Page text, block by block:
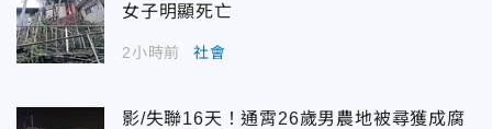
女子明顯死亡
2小時前 社會
影/失聯16天！通霄26歲男農地被尋獲成腐